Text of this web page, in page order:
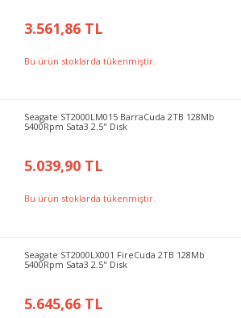
3.561,86 TL
Bu ürün stoklarda tükenmiştir.
Seagate ST2000LM015 BarraCuda 2TB 128Mb
5400Rpm Sata3 2.5" Disk
5.039,90 TL
Bu ürün stoklarda tükenmiştir.
Seagate ST2000LX001 FireCuda 2TB 128Mb
5400Rpm Sata3 2.5" Disk
5.645,66 TL